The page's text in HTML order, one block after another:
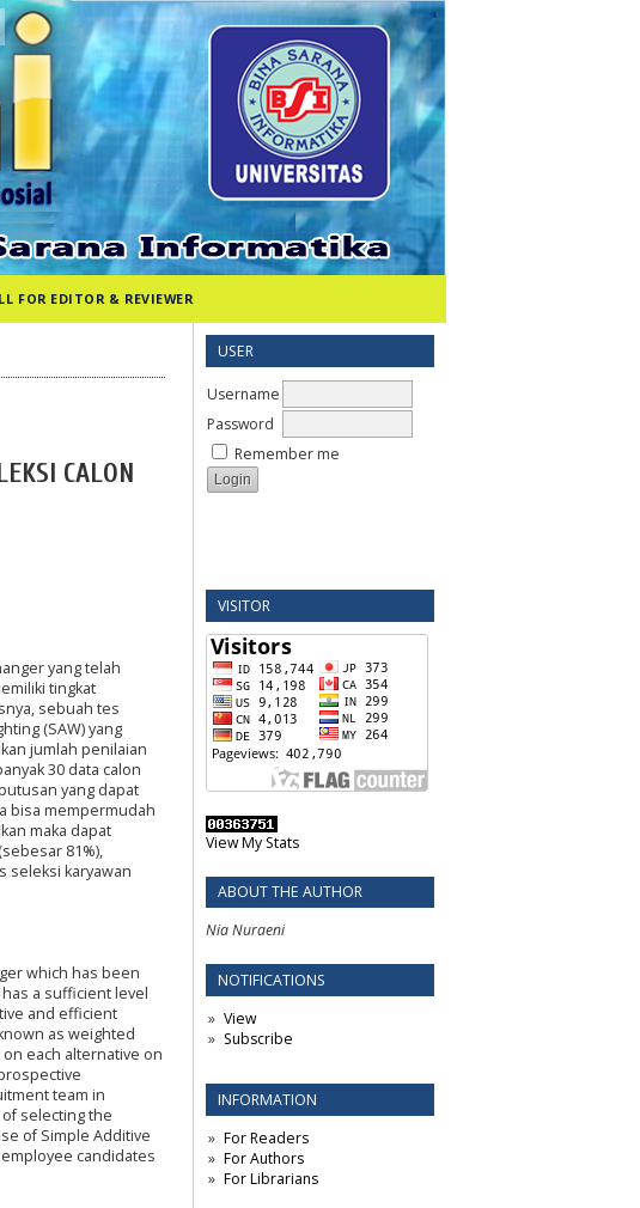
USER
Username
Password
Remember me
VISITOR
View My Stats
ABOUT THE AUTHOR
Nia Nuraeni
NOTIFICATIONS
View
Subscribe
INFORMATION
For Readers
For Authors
For Librarians
FOR EDITOR & REVIEWER
CALON
yang telah
tingkat
sebuah tes
(SAW) yang
jumlah penilaian
30 data calon
yang dapat
bisa mempermudah
maka dapat
81%),
seleksi karyawan
which has been
a sufficient level
and efficient
as weighted
each alternative on
team in
selecting the
of Simple Additive
candidates